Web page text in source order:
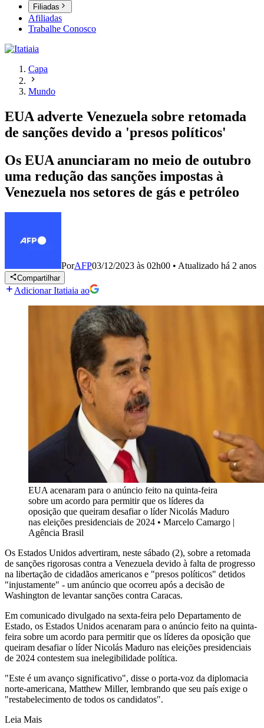
Filiadas
Afiliadas
Trabalhe Conosco
Capa
Mundo
EUA adverte Venezuela sobre retomada
de sanções devido a 'presos políticos'
Os EUA anunciaram no meio de outubro
uma redução das sanções impostas à
Venezuela nos setores de gás e petróleo
PorAFP03/12/2023 às 02h00 • Atualizado há 2 anos
Compartilhar
Adicionar Itatiaia ao
EUA acenaram para o anúncio feito na quinta-feira
sobre um acordo para permitir que os líderes da
oposição que queiram desafiar o líder Nicolás Maduro
nas eleições presidenciais de 2024 • Marcelo Camargo |
Agência Brasil
Os Estados Unidos advertiram, neste sábado (2), sobre a retomada
de sanções rigorosas contra a Venezuela devido à falta de progresso
na libertação de cidadãos americanos e "presos políticos" detidos
"injustamente" - um anúncio que ocorreu após a decisão de
Washington de levantar sanções contra Caracas.
Em comunicado divulgado na sexta-feira pelo Departamento de
Estado, os Estados Unidos acenaram para o anúncio feito na quinta-
feira sobre um acordo para permitir que os líderes da oposição que
queiram desafiar o líder Nicolás Maduro nas eleições presidenciais
de 2024 contestem sua inelegibilidade política.
"Este é um avanço significativo", disse o porta-voz da diplomacia
norte-americana, Matthew Miller, lembrando que seu país exige o
"restabelecimento de todos os candidatos".
Leia Mais